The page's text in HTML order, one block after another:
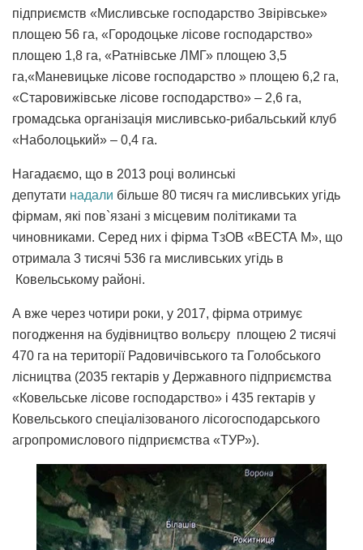
підприємств «Мисливське господарство Звірівське»
площею 56 га, «Городоцьке лісове господарство»
площею 1,8 га, «Ратнівське ЛМГ» площею 3,5
га,«Маневицьке лісове господарство » площею 6,2 га,
«Старовижівське лісове господарство» – 2,6 га,
громадська організація мисливсько-рибальський клуб
«Наболоцький» – 0,4 га.
Нагадаємо, що в 2013 році волинські
депутати надали більше 80 тисяч га мисливських угідь
фірмам, які пов`язані з місцевим політиками та
чиновниками. Серед них і фірма ТзОВ «ВЕСТА М», що
отримала 3 тисячі 536 га мисливських угідь в
Ковельському районі.
А вже через чотири роки, у 2017, фірма отримує
погодження на будівництво вольєру площею 2 тисячі
470 га на території Радовичівського та Голобського
лісництва (2035 гектарів у Державного підприємства
«Ковельське лісове господарство» і 435 гектарів у
Ковельського спеціалізованого лісогосподарського
агропромислового підприємства «ТУР»).